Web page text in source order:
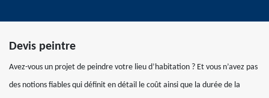
Devis peintre
Avez-vous un projet de peindre votre lieu d’habitation ? Et vous n’avez pas
des notions fiables qui définit en détail le coût ainsi que la durée de la